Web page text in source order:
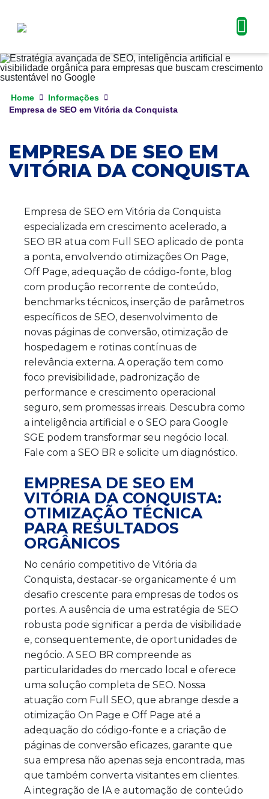
Home
Informações
Empresa de SEO em Vitória da Conquista
EMPRESA DE SEO EM
VITÓRIA DA CONQUISTA
Empresa de SEO em Vitória da Conquista
especializada em crescimento acelerado, a
SEO BR atua com Full SEO aplicado de ponta
a ponta, envolvendo otimizações On Page,
Off Page, adequação de código-fonte, blog
com produção recorrente de conteúdo,
benchmarks técnicos, inserção de parâmetros
específicos de SEO, desenvolvimento de
novas páginas de conversão, otimização de
hospedagem e rotinas contínuas de
relevância externa. A operação tem como
foco previsibilidade, padronização de
performance e crescimento operacional
seguro, sem promessas irreais. Descubra como
a inteligência artificial e o SEO para Google
SGE podem transformar seu negócio local.
Fale com a SEO BR e solicite um diagnóstico.
EMPRESA DE SEO EM
VITÓRIA DA CONQUISTA:
OTIMIZAÇÃO TÉCNICA
PARA RESULTADOS
ORGÂNICOS
No cenário competitivo de Vitória da
Conquista, destacar-se organicamente é um
desafio crescente para empresas de todos os
portes. A ausência de uma estratégia de SEO
robusta pode significar a perda de visibilidade
e, consequentemente, de oportunidades de
negócio. A SEO BR compreende as
particularidades do mercado local e oferece
uma solução completa de SEO. Nossa
atuação com Full SEO, que abrange desde a
otimização On Page e Off Page até a
adequação do código-fonte e a criação de
páginas de conversão eficazes, garante que
sua empresa não apenas seja encontrada, mas
que também converta visitantes em clientes.
A integração de IA e automação de conteúdo